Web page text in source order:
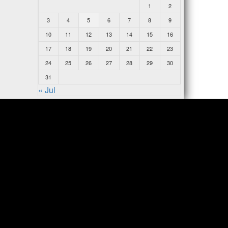
1
2
3
4 5 6 7 8
9
10
11 12 13 14 15
16
17
18 19 20 21 22
23
24
25 26 27 28 29
30
31
« Jul